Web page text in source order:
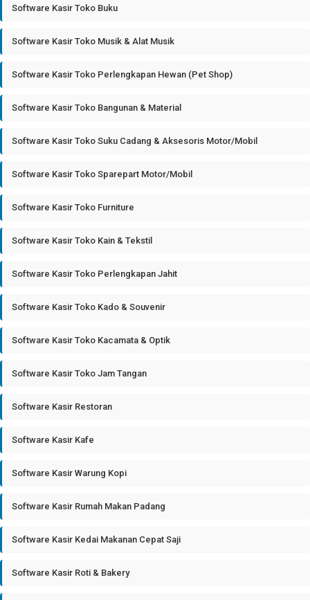
Software Kasir Toko Buku
Software Kasir Toko Musik & Alat Musik
Software Kasir Toko Perlengkapan Hewan (Pet Shop)
Software Kasir Toko Bangunan & Material
Software Kasir Toko Suku Cadang & Aksesoris Motor/Mobil
Software Kasir Toko Sparepart Motor/Mobil
Software Kasir Toko Furniture
Software Kasir Toko Kain & Tekstil
Software Kasir Toko Perlengkapan Jahit
Software Kasir Toko Kado & Souvenir
Software Kasir Toko Kacamata & Optik
Software Kasir Toko Jam Tangan
Software Kasir Restoran
Software Kasir Kafe
Software Kasir Warung Kopi
Software Kasir Rumah Makan Padang
Software Kasir Kedai Makanan Cepat Saji
Software Kasir Roti & Bakery